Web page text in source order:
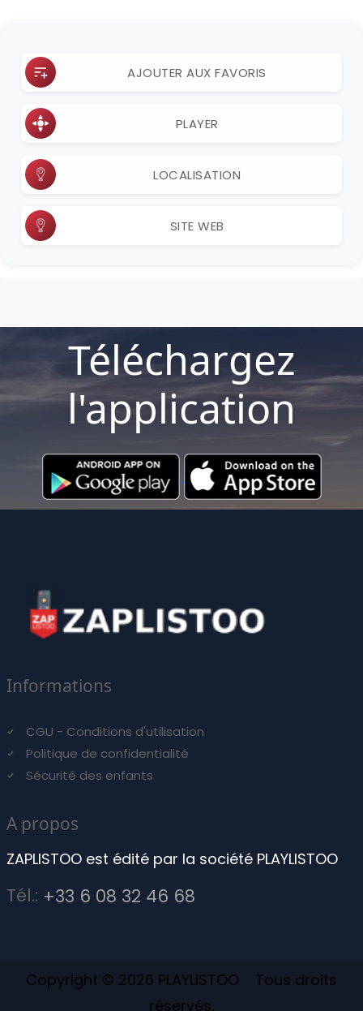
AJOUTER AUX FAVORIS
PLAYER
LOCALISATION
SITE WEB
Téléchargez
l'application
Informations
CGU - Conditions d'utilisation
Politique de confidentialité
Sécurité des enfants
A propos
ZAPLISTOO est édité par la société PLAYLISTOO
Tél.: +33 6 08 32 46 68
Copyright © 2026 PLAYLISTOO Tous droits
réservés.